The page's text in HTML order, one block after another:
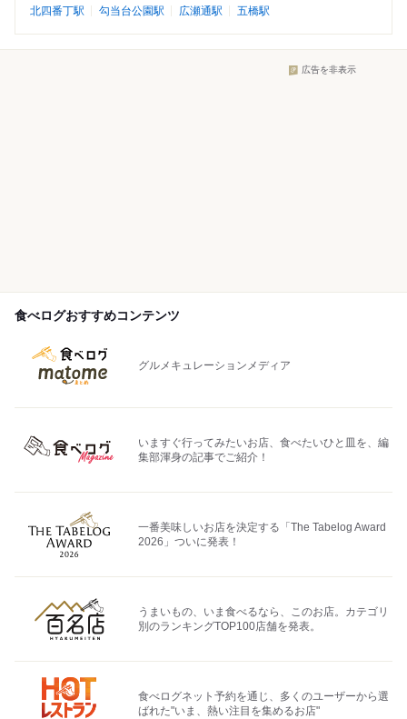
北四番丁駅
勾当台公園駅 広瀬通駅 五橋駅
広告を非表示
食べログおすすめコンテンツ
グルメキュレーションメディア
いますぐ行ってみたいお店、食べたいひと皿を、編
集部渾身の記事でご紹介！
一番美味しいお店を決定する「The Tabelog Award
2026」ついに発表！
うまいもの、いま食べるなら、このお店。カテゴリ
別のランキングTOP100店舗を発表。
食べログネット予約を通じ、多くのユーザーから選
ばれた"いま、熱い注目を集めるお店"